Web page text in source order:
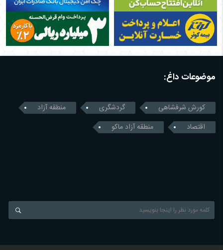
موضوعات داغ:
کورش شرفشاهی گردشگری
منطقه آزاد
اقتصاد
منطقه آزاد ماکو